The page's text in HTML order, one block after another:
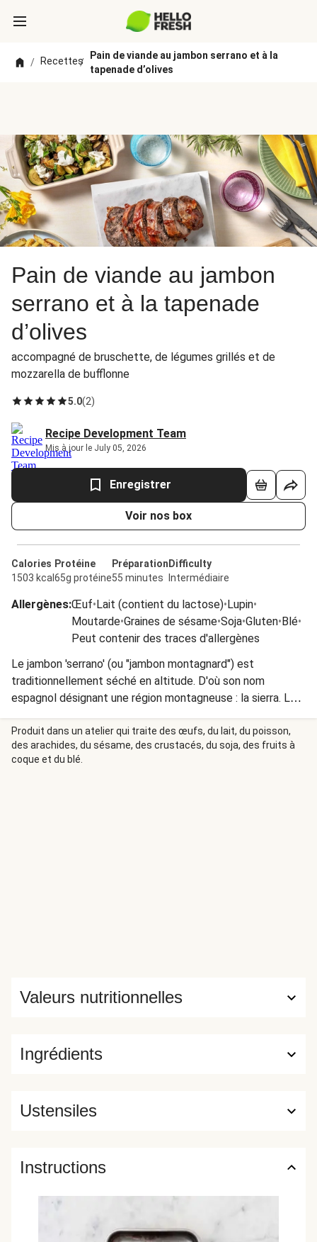
/ Recettes/
Pain de viande au jambon serrano et à la
tapenade d’olives
Pain de viande au jambon
serrano et à la tapenade
d’olives
accompagné de bruschette, de légumes grillés et de
mozzarella de bufflonne
5.0(2)
Recipe Development Team
Mis à jour le July 05, 2026
Enregistrer
Voir nos box
Calories
1503 kcal
Protéine
65g protéine
Préparation
55 minutes
Difficulty
Intermédiaire
Allergènes:Œuf•Lait (contient du lactose)•Lupin•
Moutarde•Graines de sésame•Soja•Gluten•Blé•
Peut contenir des traces d'allergènes
Le jambon 'serrano' (ou "jambon montagnard") est
traditionnellement séché en altitude. D'où son nom
espagnol désignant une région montagneuse : la sierra. Les
ingrédients ne changent pas et la préparation reste la
même que celle indiquée sur votre fiche recette.
Produit dans un atelier qui traite des œufs, du lait, du poisson,
des arachides, du sésame, des crustacés, du soja, des fruits à
coque et du blé.
Ingrédients
Valeurs nutritionnelles
Ustensiles
Instructions